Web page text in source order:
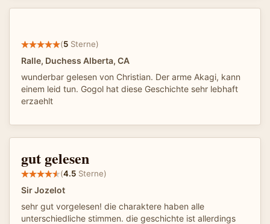
(5 Sterne)
Ralle, Duchess Alberta, CA
wunderbar gelesen von Christian. Der arme Akagi, kann
einem leid tun. Gogol hat diese Geschichte sehr lebhaft
erzaehlt
gut gelesen
(4.5 Sterne)
Sir Jozelot
sehr gut vorgelesen! die charaktere haben alle
unterschiedliche stimmen. die geschichte ist allerdings